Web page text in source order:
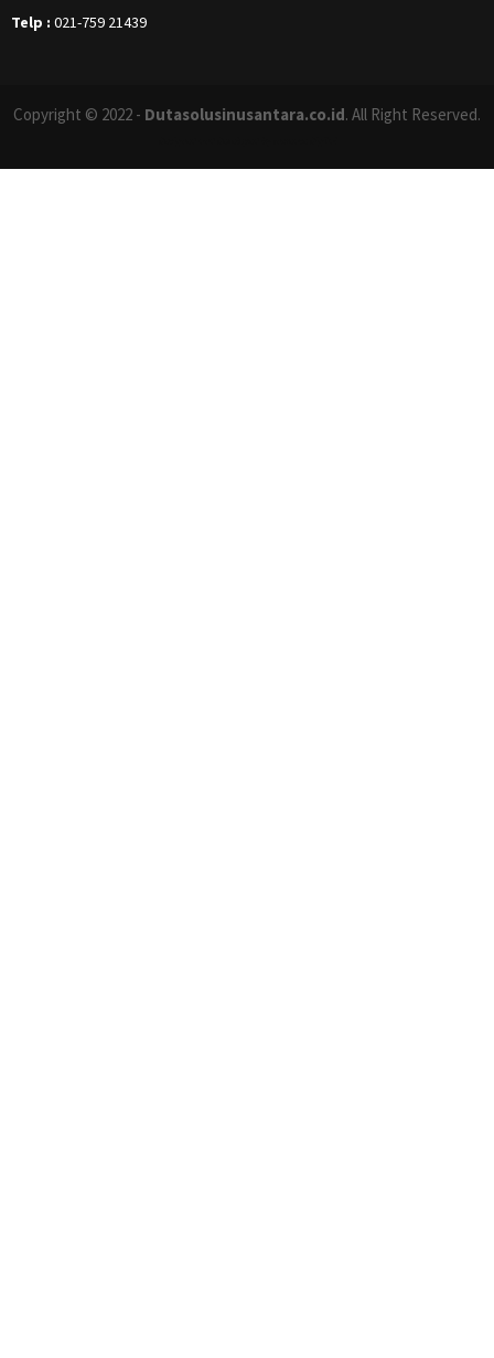
Telp : 021-759 21439
Copyright © 2022 - Dutasolusinusantara.co.id. All Right Reserved.